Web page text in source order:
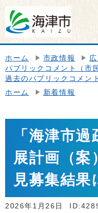
ホーム 市政情報
パブリックコメント（市
過去のパブリックコメント
ホーム
新着情報
「海津市
展計画（案
見募集結果
2026年1月26日